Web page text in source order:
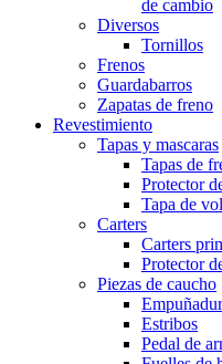
de cambio
Diversos
Tornillos
Frenos
Guardabarros
Zapatas de freno
Revestimiento
Tapas y mascaras
Tapas de
Protector
Tapa de
Carters
Carters
Protector
Piezas de caucho
Estribos
Pedal de